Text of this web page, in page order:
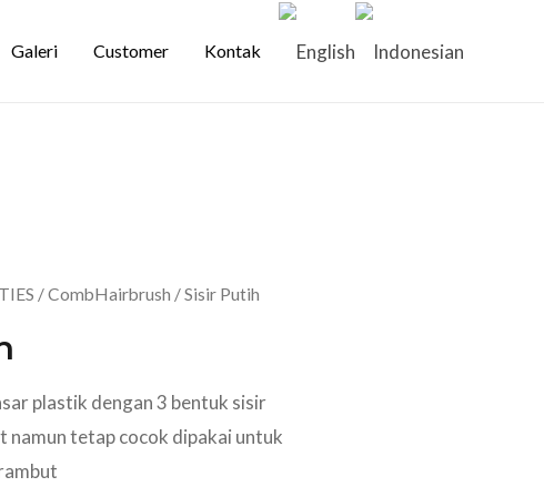
Galeri Customer Kontak
/CombHairbrush / Sisir Putih
plastik dengan 3 bentuk sisir
namun tetap cocok dipakai untuk